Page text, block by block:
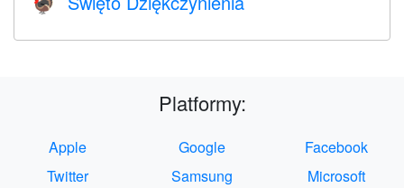
🦃
Platformy:
Apple Google
Facebook
Twitter
Samsung
Microsoft